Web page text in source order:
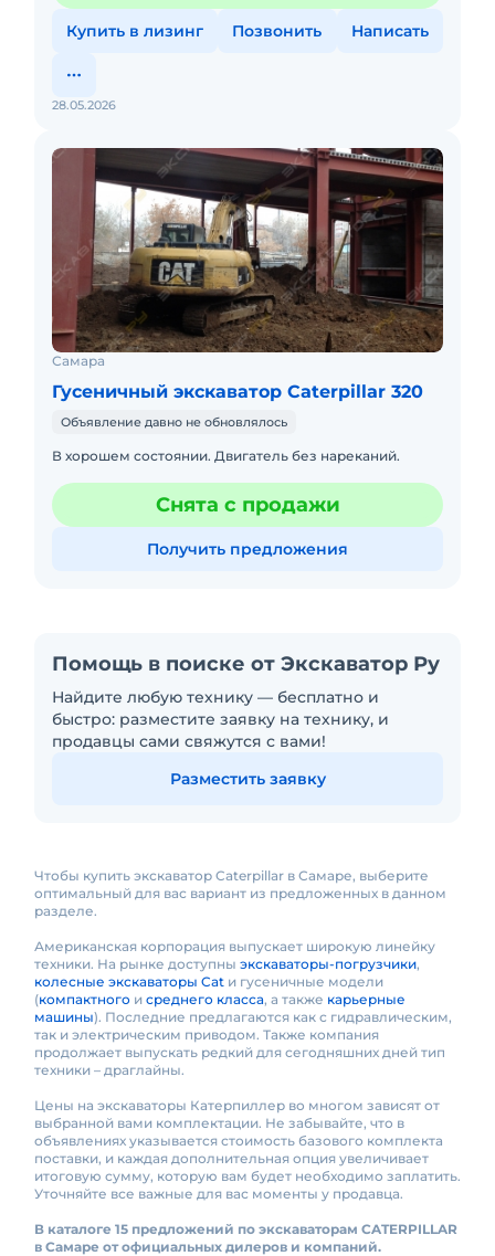
Купить в лизинг Позвонить Написать
28.05.2026
Самара
Гусеничный экскаватор Caterpillar 320
Объявление давно не обновлялось
В хорошем состоянии. Двигатель без нареканий.
Снята с продажи
Получить предложения
Помощь в поиске от Экскаватор Ру
Найдите любую технику — бесплатно и
быстро: разместите заявку на технику, и
продавцы сами свяжутся с вами!
Разместить заявку
Чтобы купить экскаватор Caterpillar в Самаре, выберите
оптимальный для вас вариант из предложенных в данном
разделе.
Американская корпорация выпускает широкую линейку
техники. На рынке доступны экскаваторы-погрузчики,
колесные экскаваторы Cat и гусеничные модели
(компактного и среднего класса, а также карьерные
машины). Последние предлагаются как с гидравлическим,
так и электрическим приводом. Также компания
продолжает выпускать редкий для сегодняшних дней тип
техники – драглайны.
Цены на экскаваторы Катерпиллер во многом зависят от
выбранной вами комплектации. Не забывайте, что в
объявлениях указывается стоимость базового комплекта
поставки, и каждая дополнительная опция увеличивает
итоговую сумму, которую вам будет необходимо заплатить.
Уточняйте все важные для вас моменты у продавца.
В каталоге 15 предложений по экскаваторам CATERPILLAR
в Самаре от официальных дилеров и компаний.